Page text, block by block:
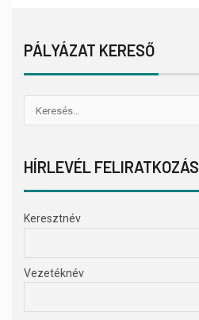
PÁLYÁZAT KERESŐ
HÍRLEVÉL FELIRATKOZÁS
Keresztnév
Vezetéknév